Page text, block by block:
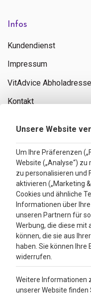
Infos
Kundendienst
Impressum
VitAdvice Abholadresse
Kontakt
Bewertungen
4.3
Google Reviews
Unsere Website
Um Ihre Präferenzen
Website („Analyse“)
zu personalisieren und
aktivieren („Marketing
Cookies und ähnliche
Informationen über
unseren Partnern für
Werbung, die diese
können, die sie aus
haben. Sie können
widerrufen.
Weitere Informationen
unserer Website finden